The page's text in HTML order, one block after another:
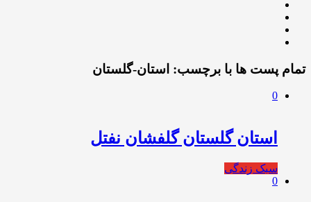
تمام پست ها با برچسب: استان-گلستان
0
استان گلستان گلفشان نفتل
سبک زندگی
0